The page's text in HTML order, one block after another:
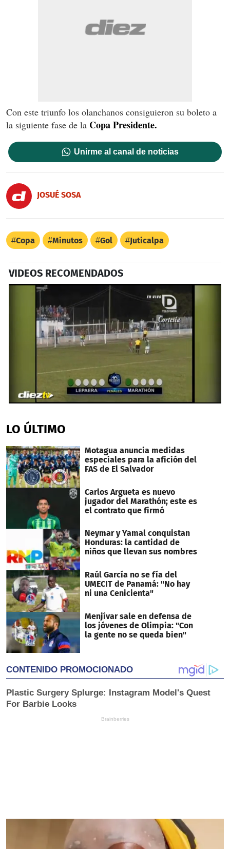
Con este triunfo los olanchanos consiguieron su boleto a
la siguiente fase de la Copa Presidente.
Unirme al canal de noticias
JOSUÉ SOSA
Copa Minutos Gol Juticalpa
VIDEOS RECOMENDADOS
of
56
LO ÚLTIMO
Motagua anuncia medidas
especiales para la afición del
FAS de El Salvador
Carlos Argueta es nuevo
jugador del Marathón; este es
el contrato que firmó
Neymar y Yamal conquistan
Honduras: la cantidad de
niños que llevan sus nombres
Raúl García no se fía del
UMECIT de Panamá: "No hay
ni una Cenicienta"
Menjívar sale en defensa de
los jóvenes de Olimpia: "Con
la gente no se queda bien"